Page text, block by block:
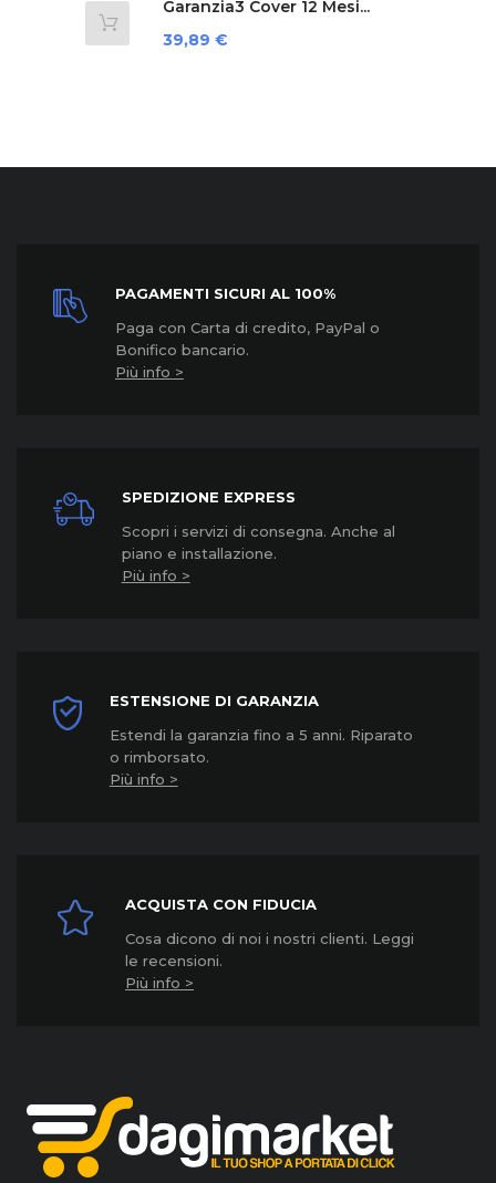
Garanzia3 Cover 12 Mesi...
PAGAMENTI SICURI AL 100%
Paga con Carta di credito, PayPal o
Bonifico bancario.
Più info >
SPEDIZIONE EXPRESS
Scopri i servizi di consegna. Anche al
piano e installazione.
Più info >
ESTENSIONE DI GARANZIA
Estendi la garanzia fino a 5 anni. Riparato
o rimborsato.
Più info >
ACQUISTA CON FIDUCIA
Cosa dicono di noi i nostri clienti. Leggi
le recensioni.
Più info >